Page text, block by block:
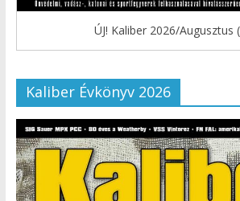
ÚJ! Kaliber 2026/Augusztus
Kaliber Évkönyv 2026